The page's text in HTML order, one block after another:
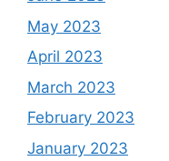
May 2023
April 2023
March 2023
February 2023
January 2023